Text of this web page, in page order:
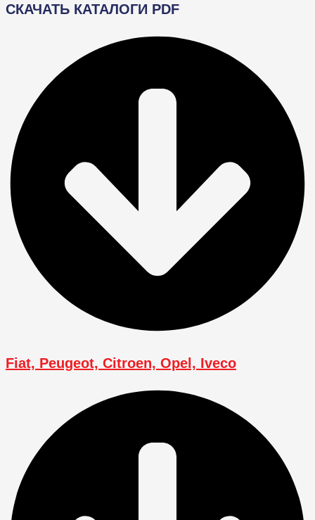
СКАЧАТЬ КАТАЛОГИ PDF
Fiat, Peugeot, Citroen, Opel, Iveco